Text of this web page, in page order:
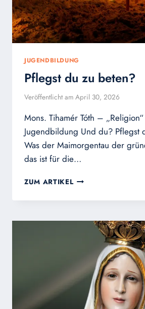
JUGENDBILDUNG
Pflegst du zu beten?
Veröffentlicht am April 30, 2026
Mons. Tihamér Tóth –
Jugendbildung Und du? Pflegst
Was der Maimorgentau der
das ist für die…
ZUM ARTIKEL PFLEGST
ZU